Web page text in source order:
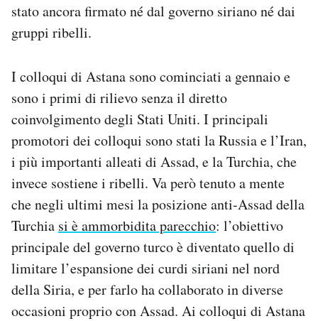
stato ancora firmato né dal governo siriano né dai
gruppi ribelli.
I colloqui di Astana sono cominciati a gennaio e
sono i primi di rilievo senza il diretto
coinvolgimento degli Stati Uniti. I principali
promotori dei colloqui sono stati la Russia e l’Iran,
i più importanti alleati di Assad, e la Turchia, che
invece sostiene i ribelli. Va però tenuto a mente
che negli ultimi mesi la posizione anti-Assad della
Turchia si è ammorbidita parecchio: l’obiettivo
principale del governo turco è diventato quello di
limitare l’espansione dei curdi siriani nel nord
della Siria, e per farlo ha collaborato in diverse
occasioni proprio con Assad. Ai colloqui di Astana